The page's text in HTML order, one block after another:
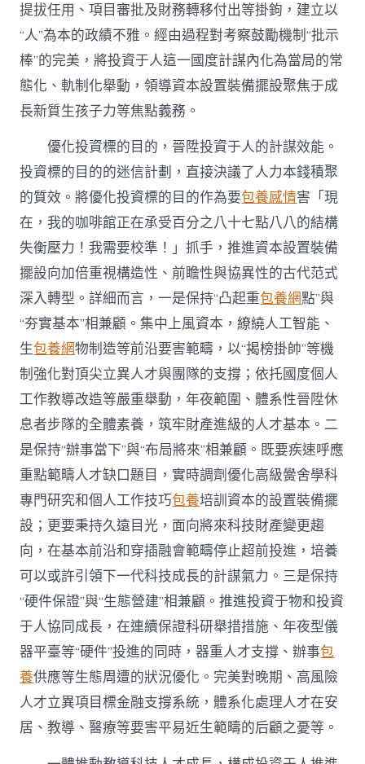
提拔任用、項目審批及財務轉移付出等掛鉤，建立以
“人”為本的政績不雅。經由過程對考察鼓勵機制“批示
棒”的完美，將投資于人這一國度計謀內化為當局的常
態化、軌制化舉動，領導資本設置裝備擺設聚焦于成
長新質生孩子力等焦點義務。
優化投資標的目的，晉陞投資于人的計謀效能。
投資標的目的的迷信計劃，直接決議了人力本錢積聚
的質效。將優化投資標的目的作為要包養感情害「現
在，我的咖啡館正在承受百分之八十七點八八的結構
失衡壓力！我需要校準！」抓手，推進資本設置裝備
擺設向加倍重視構造性、前瞻性與協異性的古代范式
深入轉型。詳細而言，一是保持“凸起重包養網點”與
“夯實基本”相兼顧。集中上風資本，繚繞人工智能、
生包養網物制造等前沿要害範疇，以“揭榜掛帥”等機
制強化對頂尖立異人才與團隊的支撐；依托國度個人
工作教導改造等嚴重舉動，年夜範圍、體系性晉陞休
息者步隊的全體素養，筑牢財產進級的人才基本。二
是保持“辦事當下”與“布局將來”相兼顧。既要疾速呼應
重點範疇人才缺口題目，實時調劑優化高級黌舍學科
專門研究和個人工作技巧包養培訓資本的設置裝備擺
設；更要秉持久遠目光，面向將來科技財產變更趨
向，在基本前沿和穿插融會範疇停止超前投進，培養
可以或許引領下一代科技成長的計謀氣力。三是保持
“硬件保證”與“生態營建”相兼顧。推進投資于物和投資
于人協同成長，在連續保證科研舉措措施、年夜型儀
器平臺等“硬件”投進的同時，器重人才支撐、辦事包
養供應等生態周遭的狀況優化。完美對晚期、高風險
人才立異項目標金融支撐系統，體系化處理人才在安
居、教導、醫療等要害平易近生範疇的后顧之憂等。